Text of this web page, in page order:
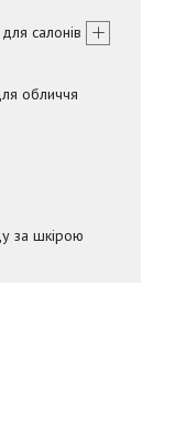
салонів
обличчя
за шкірою